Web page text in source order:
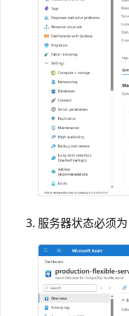
服务器状态必须为